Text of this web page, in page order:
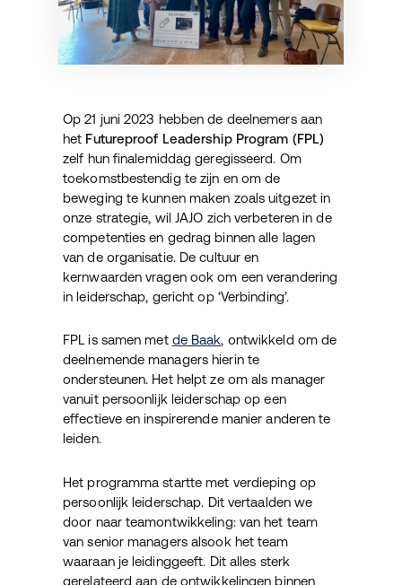
Op 21 juni 2023 hebben de deelnemers aan
het Futureproof Leadership Program (FPL)
zelf hun finalemiddag geregisseerd. Om
toekomstbestendig te zijn en om de
beweging te kunnen maken zoals uitgezet in
onze strategie, wil JAJO zich verbeteren in de
competenties en gedrag binnen alle lagen
van de organisatie. De cultuur en
kernwaarden vragen ook om een verandering
in leiderschap, gericht op ‘Verbinding’.
FPL is samen met de Baak, ontwikkeld om de
deelnemende managers hierin te
ondersteunen. Het helpt ze om als manager
vanuit persoonlijk leiderschap op een
effectieve en inspirerende manier anderen te
leiden.
Het programma startte met verdieping op
persoonlijk leiderschap. Dit vertaalden we
door naar teamontwikkeling: van het team
van senior managers alsook het team
waaraan je leidinggeeft. Dit alles sterk
gerelateerd aan de ontwikkelingen binnen